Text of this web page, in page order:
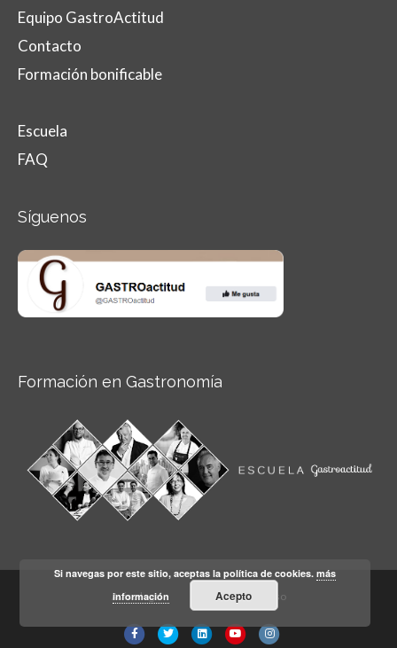
Equipo GastroActitud
Contacto
Formación bonificable
Escuela
FAQ
Síguenos
Formación en Gastronomía
Aviso legal Condiciones de Uso
FacebookTwitterLinkedinYoutubeInstagram
Si navegas por este sitio, aceptas la política de cookies.más
información
Acepto